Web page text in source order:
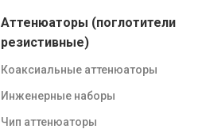
Аттенюаторы (поглотители
резистивные)
Коаксиальные аттенюаторы
Инженерные наборы
Чип аттенюаторы